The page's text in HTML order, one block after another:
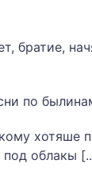
братие,
по
хотяше
облакы